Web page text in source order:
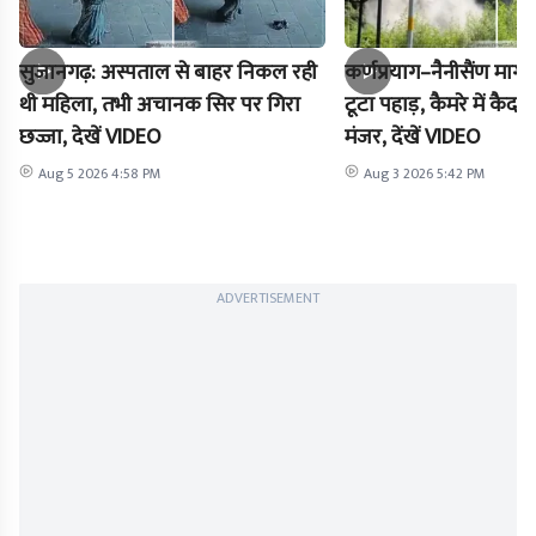
सुजानगढ़: अस्पताल से बाहर निकल रही
थी महिला, तभी अचानक सिर पर गिरा
छज्जा, देखें VIDEO
Aug 5 2026 4:58 PM
कर्णप्रयाग–नैनीसैंण
टूटा पहाड़, कैमरे में कैद
मंजर, देंखें VIDEO
Aug 3 2026 5:42 PM
ADVERTISEMENT